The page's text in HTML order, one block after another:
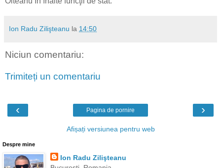
Ion Radu Zilişteanu la 14:50
Niciun comentariu:
Trimiteți un comentariu
‹ ›
Pagina de pornire
Afișați versiunea pentru web
Despre mine
Ion Radu Zilişteanu